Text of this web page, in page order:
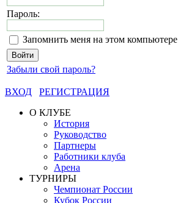
Пароль:
Запомнить меня на этом компьютере
Забыли свой пароль?
ВХОД
РЕГИСТРАЦИЯ
О КЛУБЕ
История
Руководство
Партнеры
Работники клуба
Арена
ТУРНИРЫ
Чемпионат России
Кубок России